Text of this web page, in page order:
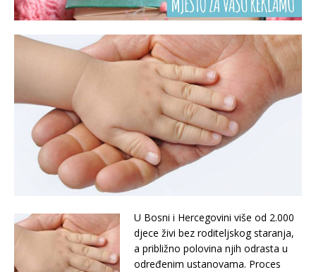
U Bosni i Hercegovini više od 2.000
djece živi bez roditeljskog staranja,
a približno polovina njih odrasta u
određenim ustanovama. Proces